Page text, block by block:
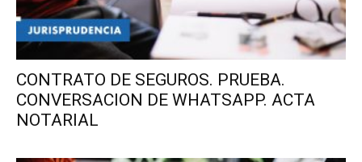
CONTRATO DE SEGUROS. PRUEBA.
CONVERSACION DE WHATSAPP. ACTA
NOTARIAL